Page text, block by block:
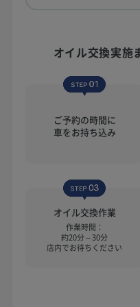
オイル交換実施
ご予約の時間に
車をお持ち込み
オイル交換作業
作業時間：
約20分～30分
店内でお待ちください